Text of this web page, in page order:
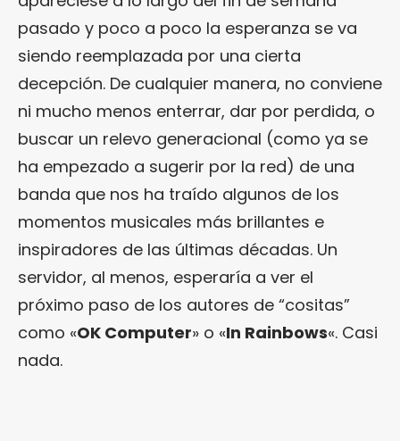
pasado y poco a poco la esperanza se va
siendo reemplazada por una cierta
decepción. De cualquier manera, no conviene
ni mucho menos enterrar, dar por perdida, o
buscar un relevo generacional (como ya se
ha empezado a sugerir por la red) de una
banda que nos ha traído algunos de los
momentos musicales más brillantes e
inspiradores de las últimas décadas. Un
servidor, al menos, esperaría a ver el
próximo paso de los autores de “cositas”
como «OK Computer» o «In Rainbows«. Casi
nada.